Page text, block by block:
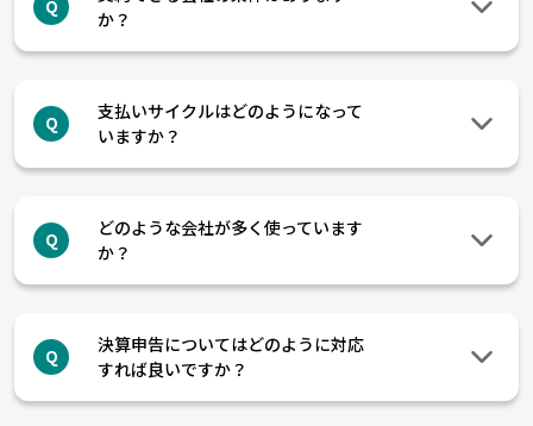
Q
か？
Q
支払いサイクルはどのようになって
いますか？
Q
どのような会社が多く使っています
か？
Q
決算申告についてはどのように対応
すれば良いですか？